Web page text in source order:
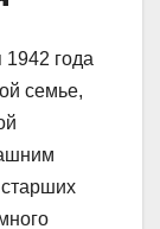
года
семье,